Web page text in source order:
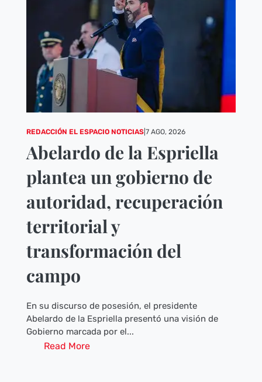
REDACCIÓN EL ESPACIO NOTICIAS| 7 AGO, 2026
Abelardo de la Espriella
plantea un gobierno de
autoridad, recuperación
territorial y
transformación del
campo
En su discurso de posesión, el presidente
Abelardo de la Espriella presentó una visión de
Gobierno marcada por el...
Read More